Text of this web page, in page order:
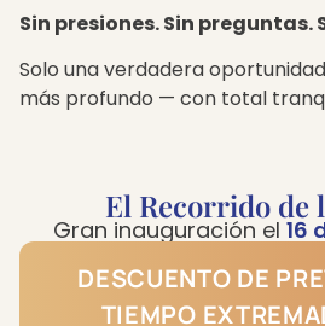
Sin presiones. Sin preguntas.
Solo una verdadera
más profundo — con total
El Recorrido de
Gran inauguración el 16
DESCUENTO DE
TIEMPO